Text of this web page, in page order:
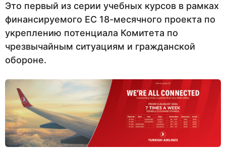
Это первый из серии учебных курсов в рамках
финансируемого ЕС 18-месячного проекта по
укреплению потенциала Комитета по
чрезвычайным ситуациям и гражданской
обороне.